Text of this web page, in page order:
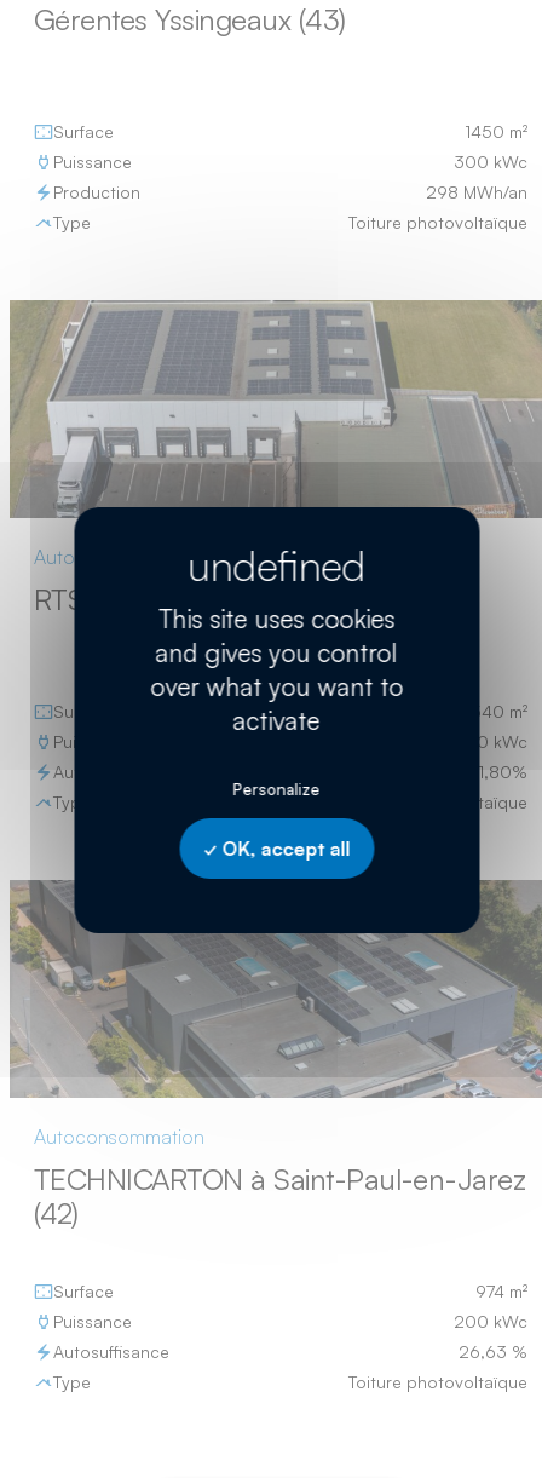
Gérentes Yssingeaux (43)
Surface
1450 m²
Puissance
300 kWc
Production
298 MWh/an
Type
Toiture photovoltaïque
Autoconsommation
RTS Chambon à Chaspuzac (43)
Surface
540 m²
Puissance
110 kWc
Autosuffisance
41,80%
Type
Toiture photovoltaïque
Autoconsommation
TECHNICARTON à Saint-Paul-en-Jarez
(42)
Surface
974 m²
Puissance
200 kWc
Autosuffisance
26,63 %
Type
Toiture photovoltaïque
This site uses cookies
and gives you control
over what you want to
activate
Personalize
OK, accept all